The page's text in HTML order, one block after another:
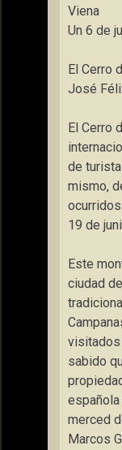
Viena
Un 6 de
El Cerro
José
El Cerro
de
mismo,
19 de
Este
ciudad
visitados
sabido
merced
Marcos